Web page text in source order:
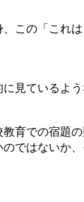
この「これ
見ているよう
育での宿題
ではないか